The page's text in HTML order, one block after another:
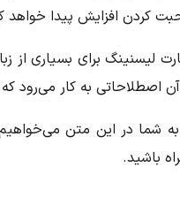
کردن افزایش پیدا خواهد
لیسنینگ برای بسیاری از
اصطلاحاتی به کار می‌رود
شما در این متن
باشید.